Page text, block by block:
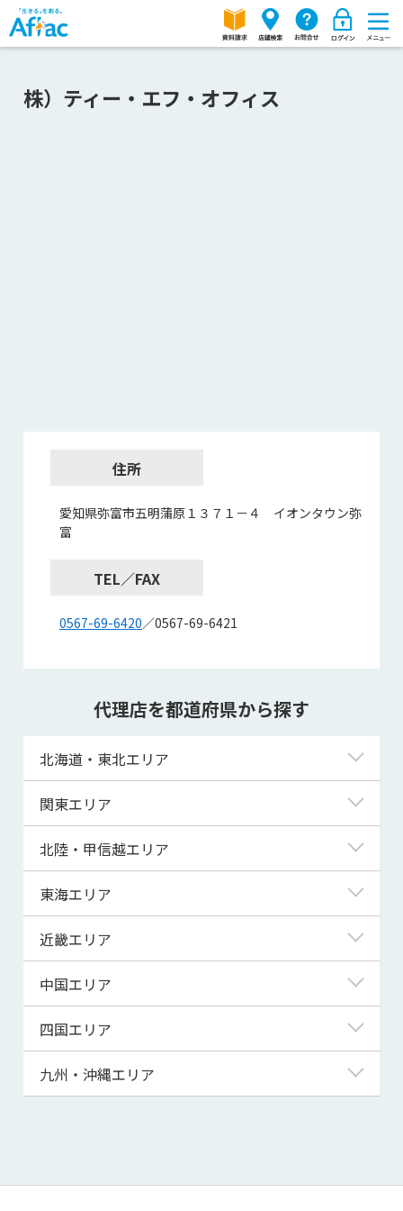
株）ティー・エフ・オフィス
住所
愛知県弥富市五明蒲原１３７１－４ イオンタウン弥
富
TEL／FAX
0567-69-6420／0567-69-6421
代理店を都道府県から探す
北海道・東北エリア
北海道
青森県
宮城県
秋田県
山形県
関東エリア
東京都
神奈川県
埼玉県
千葉県
茨城県
群馬県
北陸・甲信越エリア
新潟県
富山県
福井県
山梨県
長野県
東海エリア
岐阜県
静岡県
三重県
近畿エリア
滋賀県
京都府
大阪府
兵庫県
和歌山県
中国エリア
鳥取県
島根県
山口県
四国エリア
徳島県
高知県
九州・沖縄エリア